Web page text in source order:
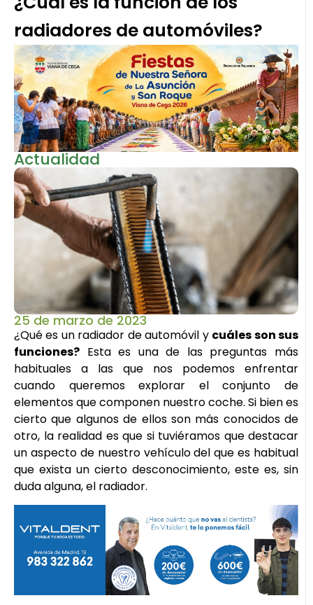
radiadores de automóviles?
Actualidad
25 de marzo de 2023
¿Qué es un radiador de automóvil y cuáles son sus
funciones? Esta es una de las preguntas más
habituales a las que nos podemos enfrentar
cuando queremos explorar el conjunto de
elementos que componen nuestro coche. Si bien es
cierto que algunos de ellos son más conocidos de
otro, la realidad es que si tuviéramos que destacar
un aspecto de nuestro vehículo del que es habitual
que exista un cierto desconocimiento, este es, sin
duda alguna, el radiador.